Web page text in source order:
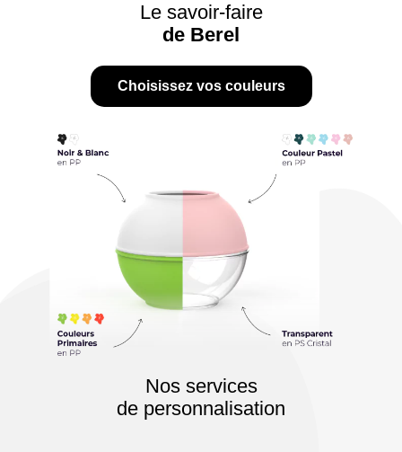
Le savoir-faire
de Berel
Choisissez vos couleurs
Nos services
de personnalisation